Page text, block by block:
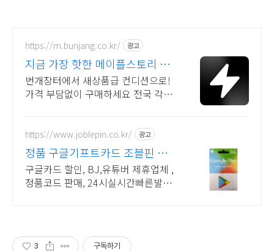
https://m.bunjang.co.kr/ 광고
지금 가장 핫한 메이플스토리 국
내 최대 브랜드 중고거래
번개장터에서 새상품급 컨디션으로!
가격 부담없이 구매하세요 전국 각지
https://www.joblepin.co.kr/ 광고
정품 구글기프트카드 조블핀 구
글기프트 정품코드 판매처
구글카드 할인, BJ,유튜버 제휴업체 ,
정품코드 판매, 24시실시간빠른발송
3 구독하기